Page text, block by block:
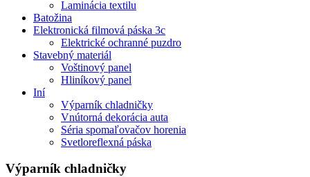
Laminácia textilu
Batožina
Elektronická filmová páska 3c
Elektrické ochranné puzdro
Stavebný materiál
Voštinový panel
Hliníkový panel
Iní
Výparník chladničky
Vnútorná dekorácia auta
Séria spomaľovačov horenia
Svetloreflexná páska
Výparník chladničky